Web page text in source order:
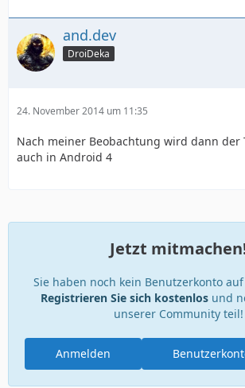
and.dev
DroiDeka
24. November 2014 um 11:35
Nach meiner Beobachtung wird dann der
auch in Android 4
Jetzt
Sie haben noch kein Benutzerkonto
Registrieren Sie sich kostenlosund
unserer Community teil!
Anmelden